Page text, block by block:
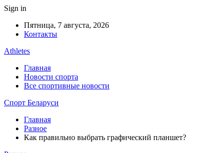
Sign in
Пятница, 7 августа, 2026
Контакты
Athletes
Главная
Новости спорта
Все спортивные новости
Спорт Беларуси
Главная
Разное
Как правильно выбрать графический планшет?